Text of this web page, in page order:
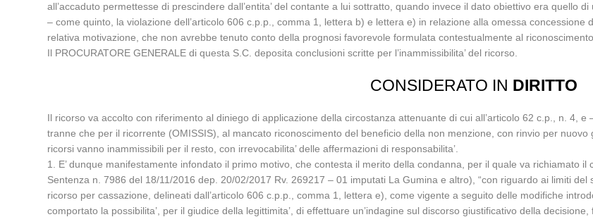
all’accaduto permettesse di prescindere dall’entita’ del contante a lui sottratto, quando invece il dato obiettivo era quello
– come quinto, la violazione dell’articolo 606 c.p.p., comma 1, lettera b) e lettera e) in relazione alla omessa
relativa motivazione, che non avrebbe tenuto conto della prognosi favorevole formulata contestualmente al
Il PROCURATORE GENERALE di questa S.C. deposita conclusioni scritte per l’inammissibilita’ del ricorso.
CONSIDERATO IN DIRITTO
Il ricorso va accolto con riferimento al diniego di applicazione della circostanza attenuante di cui all’articolo 62 c.p., n. 4, e
tranne che per il ricorrente (OMISSIS), al mancato riconoscimento del beneficio della non menzione, con rinvio per
ricorsi vanno inammissibili per il resto, con irrevocabilita’ delle affermazioni di responsabilita’.
1. E’ dunque manifestamente infondato il primo motivo, che contesta il merito della condanna, per il quale va richiamato
Sentenza n. 7986 del 18/11/2016 dep. 20/02/2017 Rv. 269217 – 01 imputati La Gumina e altro), “con riguardo ai limiti
ricorso per cassazione, delineati dall’articolo 606 c.p.p., comma 1, lettera e), come vigente a seguito delle modifiche
comportato la possibilita’, per il giudice della legittimita’, di effettuare un’indagine sul discorso giustificativo della